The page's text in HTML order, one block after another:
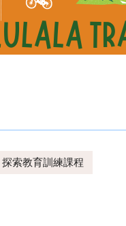
探索教育訓練課程